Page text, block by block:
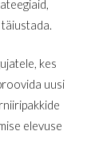
kes
uusi
elevuse